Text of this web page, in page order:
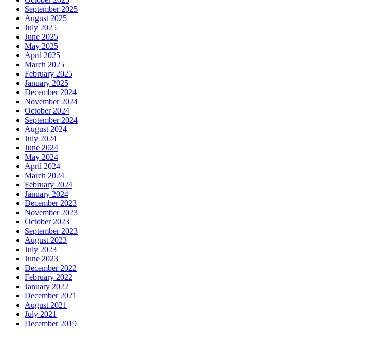
September 2025
August 2025
July 2025
June 2025
May 2025
April 2025
March 2025
February 2025
January 2025
December 2024
November 2024
October 2024
September 2024
August 2024
July 2024
June 2024
May 2024
April 2024
March 2024
February 2024
January 2024
December 2023
November 2023
October 2023
September 2023
August 2023
July 2023
June 2023
December 2022
February 2022
January 2022
December 2021
August 2021
July 2021
December 2019